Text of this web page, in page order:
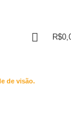
R$
de visão.